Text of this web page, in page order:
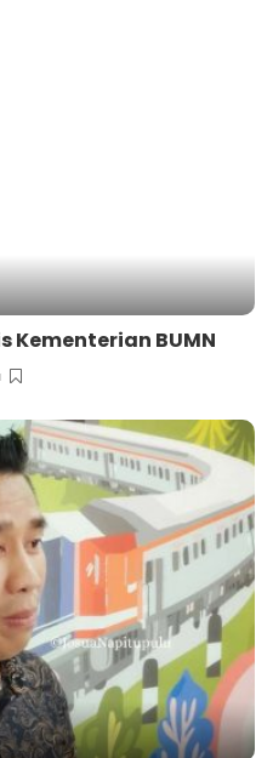
Kementerian BUMN